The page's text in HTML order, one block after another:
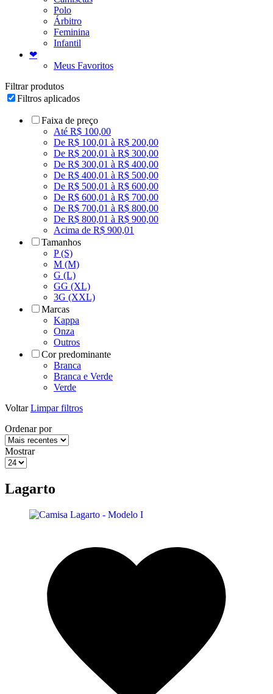
Polo
Árbitro
Feminina
Infantil
❤
Meus Favoritos
Filtrar produtos
Filtros aplicados
Faixa de preço
Até R$ 100,00
De R$ 100,01 à R$ 200,00
De R$ 200,01 à R$ 300,00
De R$ 300,01 à R$ 400,00
De R$ 400,01 à R$ 500,00
De R$ 500,01 à R$ 600,00
De R$ 600,01 à R$ 700,00
De R$ 700,01 à R$ 800,00
De R$ 800,01 à R$ 900,00
Acima de R$ 900,01
Tamanhos
P (S)
M (M)
G (L)
GG (XL)
3G (XXL)
Marcas
Kappa
Onza
Outros
Cor predominante
Branca
Branca e Verde
Verde
Voltar Limpar filtros
Ordenar por
Mostrar
Lagarto